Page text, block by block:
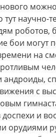
научно-
роботов,
бои могут
на
андроиды,
с
и
орудиями